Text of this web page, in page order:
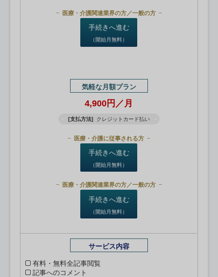
医療・介護関連業界の方／一般の方
手続きへ進む
（開始月無料）
気軽な月額プラン
4,900円／月
[支払方法] クレジットカード払い
医療・介護に従事される方
手続きへ進む
（開始月無料）
医療・介護関連業界の方／一般の方
手続きへ進む
（開始月無料）
サービス内容
有料・無料全記事閲覧
記事へのコメント